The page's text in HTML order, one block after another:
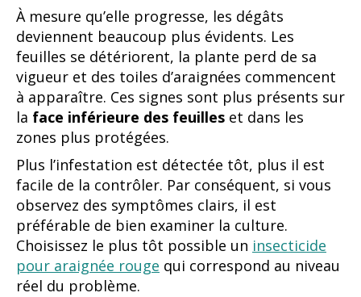
À mesure qu’elle progresse, les dégâts
deviennent beaucoup plus évidents. Les
feuilles se détériorent, la plante perd de sa
vigueur et des toiles d’araignées commencent
à apparaître. Ces signes sont plus présents sur
la face inférieure des feuilles et dans les
zones plus protégées.
Plus l’infestation est détectée tôt, plus il est
facile de la contrôler. Par conséquent, si vous
observez des symptômes clairs, il est
préférable de bien examiner la culture.
Choisissez le plus tôt possible un insecticide
pour araignée rouge qui correspond au niveau
réel du problème.